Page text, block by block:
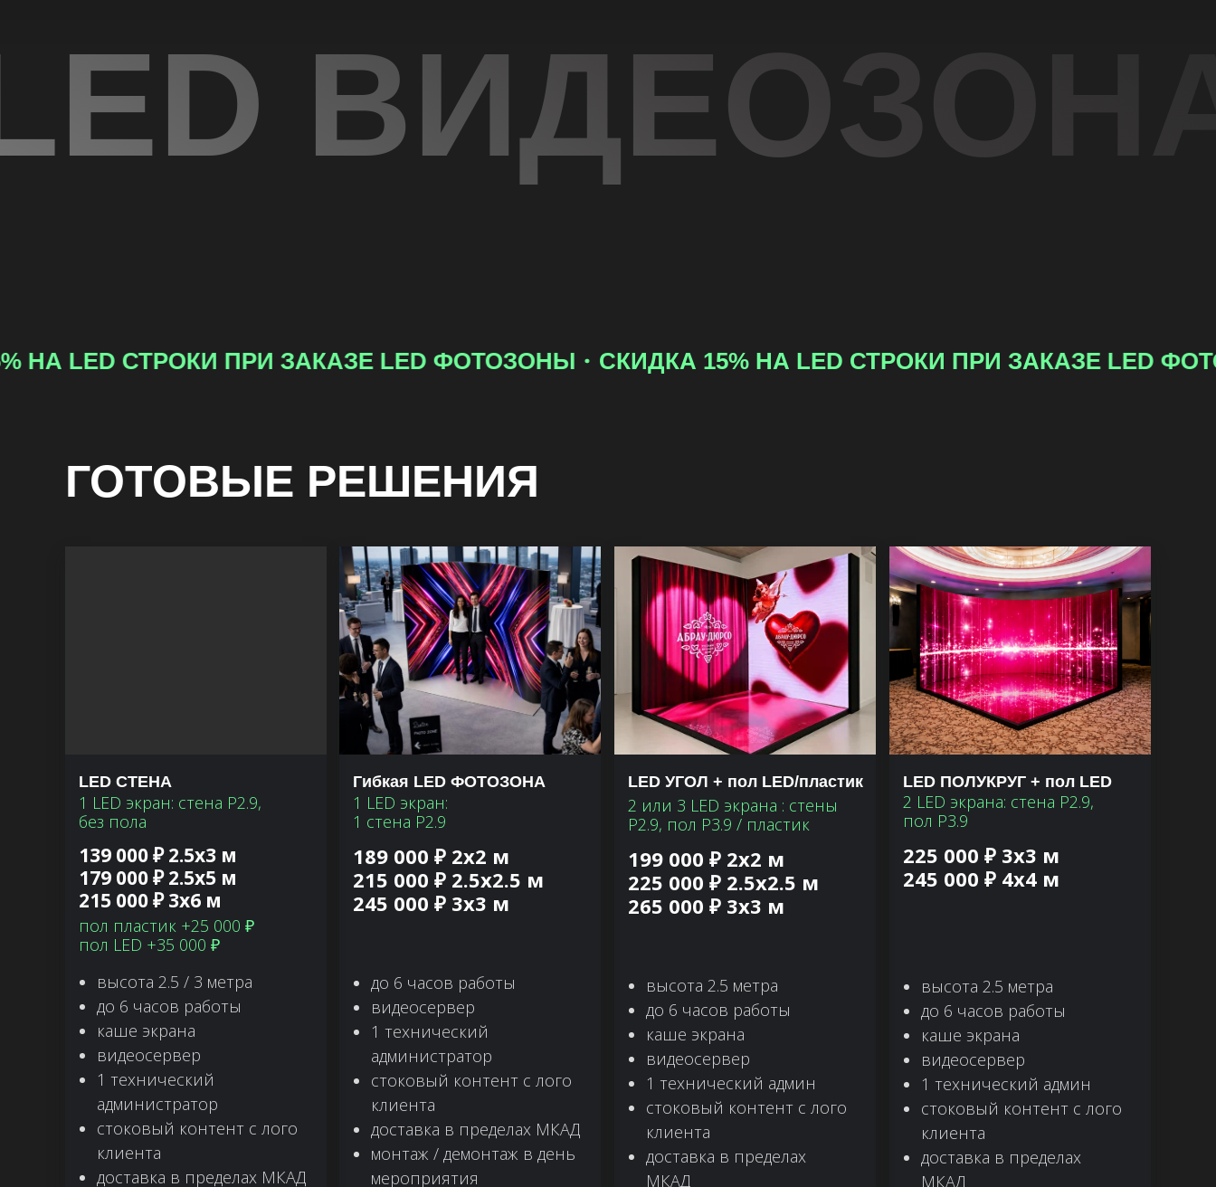
ПРИ ЗАКАЗЕ LED ФОТОЗОНЫ СКИДКА 15% НА LED СТРОКИ ПРИ ЗАКАЗЕ LED ФОТОЗОНЫ
высота 2.5 метра
до 6 часов работы
каше экрана
видеосервер
1 технический админ
стоковый контент с лого
клиента
доставка в пределах
МКАД
225 000 ₽ 3х3 м
245 000 ₽ 4х4 м
LED ПОЛУКРУГ + пол LED
2 LED экрана: стена P2.9,
пол P3.9
высота 2.5 метра
до 6 часов работы
каше экрана
видеосервер
1 технический админ
стоковый контент с лого
клиента
доставка в пределах
МКАД
199 000 ₽ 2х2 м
225 000 ₽ 2.5х2.5 м
265 000 ₽ 3х3 м
LED УГОЛ + пол LED/пластик
2 или 3 LED экрана : стены
P2.9, пол Р3.9 / пластик
до 6 часов работы
видеосервер
1 технический
администратор
стоковый контент с лого
клиента
доставка в пределах МКАД
монтаж / демонтаж в день
мероприятия
189 000 ₽ 2х2 м
215 000 ₽ 2.5х2.5 м
245 000 ₽ 3х3 м
Гибкая LED ФОТОЗОНА
1 LED экран:
1 стена P2.9
пол пластик +25 000 ₽
пол LED +35 000 ₽
высота 2.5 / 3 метра
до 6 часов работы
каше экрана
видеосервер
1 технический
администратор
стоковый контент с лого
клиента
доставка в пределах МКАД
139 000 ₽ 2.5х3 м
179 000 ₽ 2.5х5 м
215 000 ₽ 3х6 м
LED СТЕНА
1 LED экран: стена P2.9,
без пола
ГОТОВЫЕ РЕШЕНИЯ